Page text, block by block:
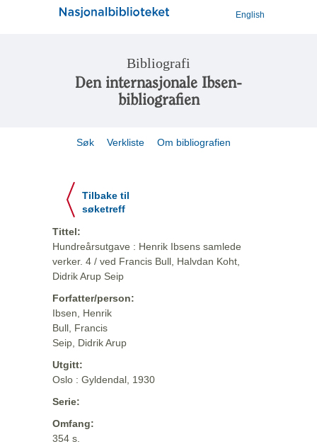
English
Bibliografi
Den internasjonale Ibsen-
bibliografien
Søk Verkliste Om bibliografien
Tilbake til
søketreff
Tittel:
Hundreårsutgave : Henrik Ibsens samlede
verker. 4 / ved Francis Bull, Halvdan Koht,
Didrik Arup Seip
Forfatter/person:
Ibsen, Henrik
Bull, Francis
Seip, Didrik Arup
Utgitt:
Oslo : Gyldendal, 1930
Serie:
Omfang:
354 s.